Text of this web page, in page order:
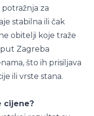
za
stabilna ili čak
obitelji koje traže
Zagreba
što ih prisiljava
ili vrste stana.
cijene?